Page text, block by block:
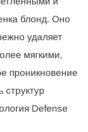
блонд. Оно
удаляет
мягкими,
проникновение
структур
Defense